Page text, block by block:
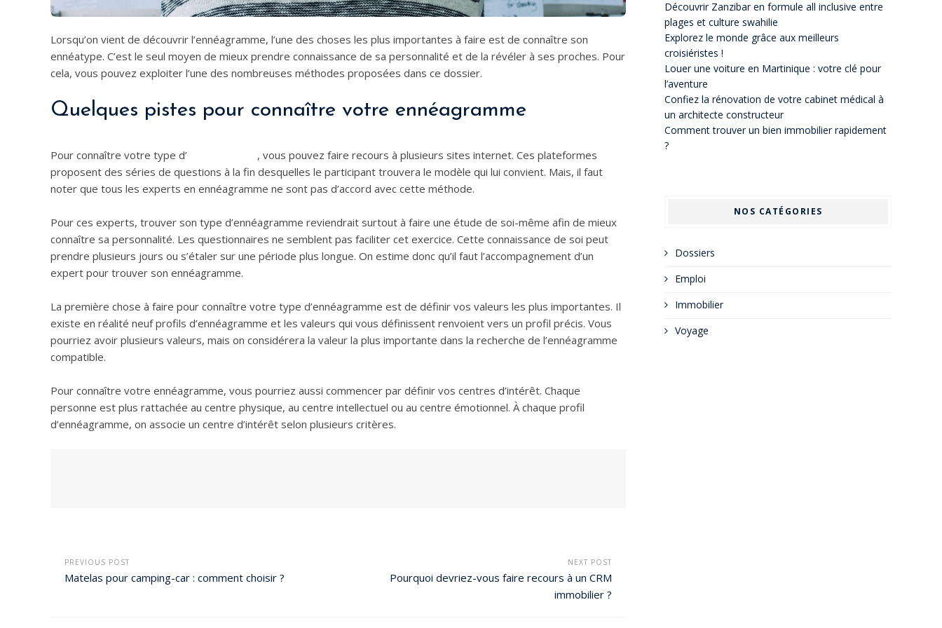
Lorsqu’on vient de découvrir l’ennéagramme, l’une des choses les plus importantes à faire est de connaître son
ennéatype. C’est le seul moyen de mieux prendre connaissance de sa personnalité et de la révéler à ses proches. Pour
cela, vous pouvez exploiter l’une des nombreuses méthodes proposées dans ce dossier.
Quelques pistes pour connaître votre ennéagramme
Pour connaître votre type d’
, vous pouvez faire recours à plusieurs sites internet. Ces plateformes
proposent des séries de questions à la fin desquelles le participant trouvera le modèle qui lui convient. Mais, il faut
noter que tous les experts en ennéagramme ne sont pas d’accord avec cette méthode.
Pour ces experts, trouver son type d’ennéagramme reviendrait surtout à faire une étude de soi-même afin de mieux
connaître sa personnalité. Les questionnaires ne semblent pas faciliter cet exercice. Cette connaissance de soi peut
prendre plusieurs jours ou s’étaler sur une période plus longue. On estime donc qu’il faut l’accompagnement d’un
expert pour trouver son ennéagramme.
La première chose à faire pour connaître votre type d’ennéagramme est de définir vos valeurs les plus importantes. Il
existe en réalité neuf profils d’ennéagramme et les valeurs qui vous définissent renvoient vers un profil précis. Vous
pourriez avoir plusieurs valeurs, mais on considérera la valeur la plus importante dans la recherche de l’ennéagramme
compatible.
Pour connaître votre ennéagramme, vous pourriez aussi commencer par définir vos centres d’intérêt. Chaque
personne est plus rattachée au centre physique, au centre intellectuel ou au centre émotionnel. À chaque profil
d’ennéagramme, on associe un centre d’intérêt selon plusieurs critères.
PREVIOUS POST
Matelas pour camping-car : comment choisir ?
NEXT POST
Pourquoi devriez-vous faire recours à un CRM
immobilier ?
Découvrir Zanzibar en formule all inclusive entre
plages et culture swahilie
Explorez le monde grâce aux meilleurs
croisiéristes !
Louer une voiture en Martinique : votre clé pour
l’aventure
Confiez la rénovation de votre cabinet médical à
un architecte constructeur
Comment trouver un bien immobilier rapidement
?
NOS CATÉGORIES
Dossiers
Emploi
Immobilier
Voyage